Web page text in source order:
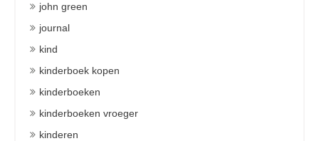
john green
journal
kind
kinderboek kopen
kinderboeken
kinderboeken vroeger
kinderen